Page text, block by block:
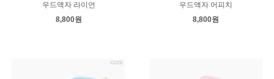
우드액자 라이언
8,800원
우드액자 어피치
8,800원